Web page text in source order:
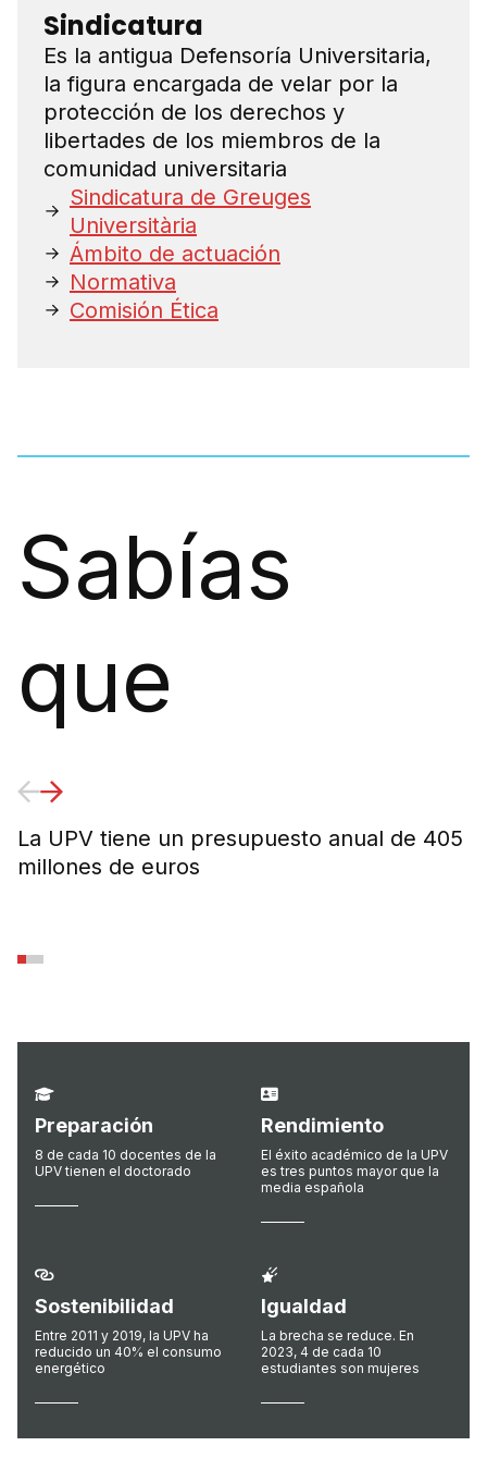
Sindicatura
Es la antigua Defensoría Universitaria,
la figura encargada de velar por la
protección de los derechos y
libertades de los miembros de la
comunidad universitaria
Sindicatura de Greuges
Universitària
Ámbito de actuación
Normativa
Comisión Ética
Sabías
que
La UPV tiene un presupuesto anual de 405
millones de euros
Preparación
8 de cada 10 docentes de la
UPV tienen el doctorado
Rendimiento
El éxito académico de la UPV
es tres puntos mayor que la
media española
Sostenibilidad
Entre 2011 y 2019, la UPV ha
reducido un 40% el consumo
energético
Igualdad
La brecha se reduce. En
2023, 4 de cada 10
estudiantes son mujeres